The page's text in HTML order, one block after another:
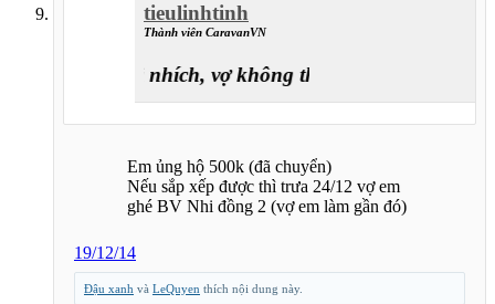
tieulinhtinh
Thành viên CaravanVN
thích thì nhích, vợ không thích thì...ở nhà :)
Em ủng hộ 500k (đã chuyển)
Nếu sắp xếp được thì trưa 24/12 vợ em
ghé BV Nhi đồng 2 (vợ em làm gần đó)
19/12/14
Đậu xanh và LeQuyen thích nội dung này.